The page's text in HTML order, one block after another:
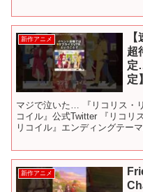
新作アニメ
超
定
定
マジで泣いた… 『リコリス・
コイル』公式Twitter 『リコリ
リコイル』エンディングテ
新作アニメ